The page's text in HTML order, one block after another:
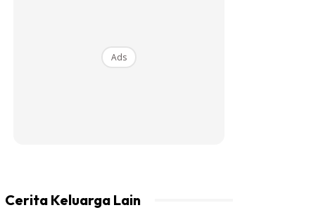
Ads
Cerita Keluarga Lain